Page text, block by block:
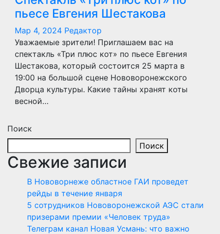
пьесе Евгения Шестакова
Мар 4, 2024 Редактор
Уважаемые зрители! Приглашаем вас на
спектакль «Три плюс кот» по пьесе Евгения
Шестакова, который состоится 25 марта в
19:00 на большой сцене Нововоронежского
Дворца культуры. Какие тайны хранят коты
весной…
Поиск
Поиск
Свежие записи
В Нововорнеже областное ГАИ проведет
рейды в течение января
5 сотрудников Нововоронежской АЭС стали
призерами премии «Человек труда»
Телеграм канал Новая Усмань: что важно